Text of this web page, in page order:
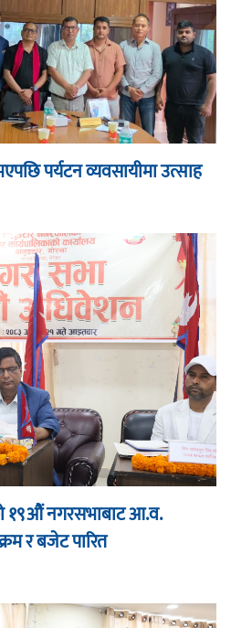
पर्यटन व्यवसायीमा उत्साह
१९औं नगरसभाबाट आ.व.
र बजेट पारित